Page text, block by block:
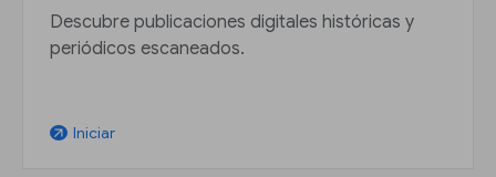
Descubre publicaciones digitales históricas y
periódicos escaneados.
arrow_outward Iniciar